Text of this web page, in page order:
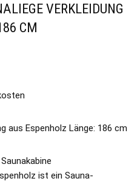
VERKLEIDUNG
CM
aus Espenholz Länge: 186 cm
ist ein Sauna-